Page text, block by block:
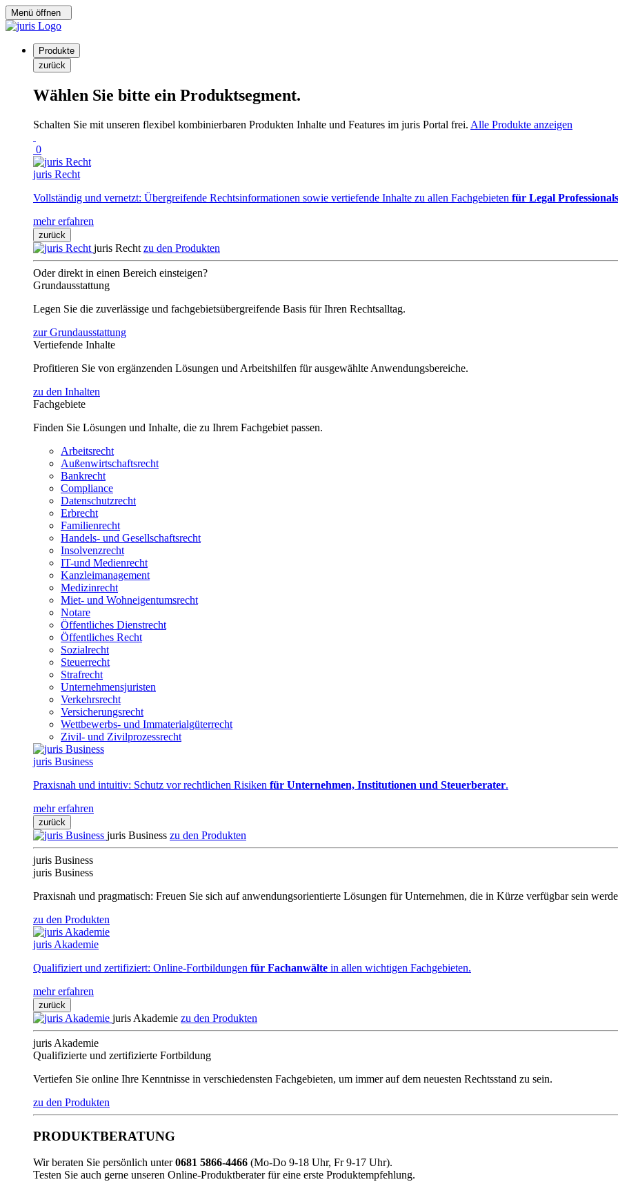
Menü öffnen
Produkte
zurück
Wählen Sie bitte ein Produktsegment.
Schalten Sie mit unseren flexibel kombinierbaren Produkten Inhalte und Features im juris Portal frei. Alle Produkte anzeigen
0
juris Recht
Vollständig und vernetzt: Übergreifende Rechtsinformationen sowie vertiefende Inhalte zu allen Fachgebieten für Legal Professionals
mehr erfahren
zurück
juris Recht zu den Produkten
Oder direkt in einen Bereich einsteigen?
Grundausstattung
Legen Sie die zuverlässige und fachgebietsübergreifende Basis für Ihren Rechtsalltag.
zur Grundausstattung
Vertiefende Inhalte
Profitieren Sie von ergänzenden Lösungen und Arbeitshilfen für ausgewählte Anwendungsbereiche.
zu den Inhalten
Fachgebiete
Finden Sie Lösungen und Inhalte, die zu Ihrem Fachgebiet passen.
Arbeitsrecht
Außenwirtschaftsrecht
Bankrecht
Compliance
Datenschutzrecht
Erbrecht
Familienrecht
Handels- und Gesellschaftsrecht
Insolvenzrecht
IT-und Medienrecht
Kanzleimanagement
Medizinrecht
Miet- und Wohneigentumsrecht
Notare
Öffentliches Dienstrecht
Öffentliches Recht
Sozialrecht
Steuerrecht
Strafrecht
Unternehmensjuristen
Verkehrsrecht
Versicherungsrecht
Wettbewerbs- und Immaterialgüterrecht
Zivil- und Zivilprozessrecht
juris Business
Praxisnah und intuitiv: Schutz vor rechtlichen Risiken für Unternehmen, Institutionen und Steuerberater.
mehr erfahren
zurück
juris Business zu den Produkten
juris Business
juris Business
Praxisnah und pragmatisch: Freuen Sie sich auf anwendungsorientierte Lösungen für Unternehmen, die in Kürze verfügbar sein
zu den Produkten
juris Akademie
Qualifiziert und zertifiziert: Online-Fortbildungen für Fachanwälte in allen wichtigen Fachgebieten.
mehr erfahren
zurück
juris Akademie zu den Produkten
juris Akademie
Qualifizierte und zertifizierte Fortbildung
Vertiefen Sie online Ihre Kenntnisse in verschiedensten Fachgebieten, um immer auf dem neuesten Rechtsstand zu sein.
zu den Produkten
PRODUKTBERATUNG
Wir beraten Sie persönlich unter0681 5866-4466 (Mo-Do 9-18 Uhr, Fr 9-17 Uhr).
Testen Sie auch gerne unseren Online-Produktberater für eine erste Produktempfehlung.